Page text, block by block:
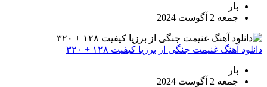
بار
جمعه 2 آگوست 2024
دانلود آهنگ غنیمت جنگی از برزیا کیفیت ۱۲۸ + ۳۲۰
بار
جمعه 2 آگوست 2024